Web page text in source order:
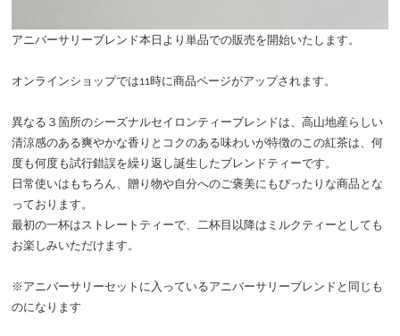
アニバーサリーブレンド本日より単品での販売を開始いたします。
オンラインショップでは11時に商品ページがアップされます。
異なる３箇所のシーズナルセイロンティーブレンドは、高山地産らしい
清涼感のある爽やかな香りとコクのある味わいが特徴のこの紅茶は、何
度も何度も試行錯誤を繰り返し誕生したブレンドティーです。
日常使いはもちろん、贈り物や自分へのご褒美にもぴったりな商品とな
っております。
最初の一杯はストレートティーで、二杯目以降はミルクティーとしても
お楽しみいただけます。
※アニバーサリーセットに入っているアニバーサリーブレンドと同じも
のになります